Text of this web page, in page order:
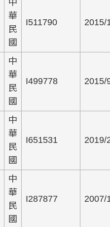
中
華
民
國
I511790 2015/
中
華
民
國
I499778 2015/
中
華
民
國
I651531 2019/
中
華
民
國
I287877 2007/